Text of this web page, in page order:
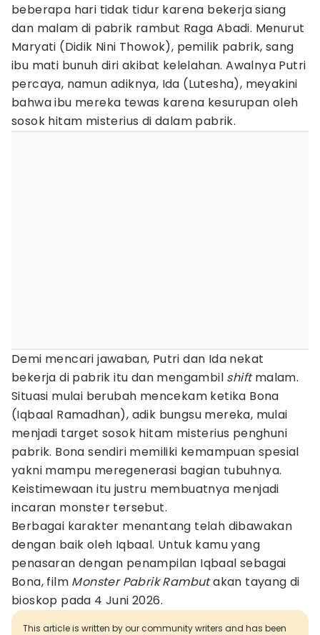
beberapa hari tidak tidur karena bekerja siang
dan malam di pabrik rambut Raga Abadi. Menurut
Maryati (Didik Nini Thowok), pemilik pabrik, sang
ibu mati bunuh diri akibat kelelahan. Awalnya Putri
percaya, namun adiknya, Ida (Lutesha), meyakini
bahwa ibu mereka tewas karena kesurupan oleh
sosok hitam misterius di dalam pabrik.
Demi mencari jawaban, Putri dan Ida nekat
bekerja di pabrik itu dan mengambil shiftmalam.
Situasi mulai berubah mencekam ketika Bona
(Iqbaal Ramadhan), adik bungsu mereka, mulai
menjadi target sosok hitam misterius penghuni
pabrik. Bona sendiri memiliki kemampuan spesial
yakni mampu meregenerasi bagian tubuhnya.
Keistimewaan itu justru membuatnya menjadi
incaran monster tersebut.
Berbagai karakter menantang telah dibawakan
dengan baik oleh Iqbaal. Untuk kamu yang
penasaran dengan penampilan Iqbaal sebagai
Bona, film Monster Pabrik Rambutakan tayang di
bioskop pada 4 Juni 2026.
This article is written by our community writers and has been